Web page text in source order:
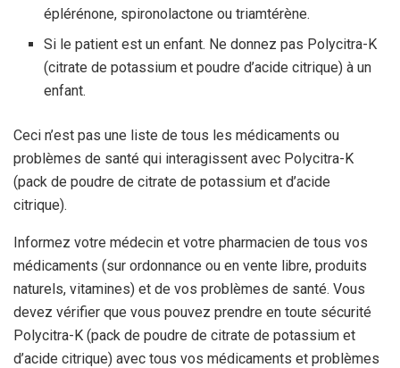
éplérénone, spironolactone ou triamtérène.
Si le patient est un enfant. Ne donnez pas Polycitra-K
(citrate de potassium et poudre d’acide citrique) à un
enfant.
Ceci n’est pas une liste de tous les médicaments ou
problèmes de santé qui interagissent avec Polycitra-K
(pack de poudre de citrate de potassium et d’acide
citrique).
Informez votre médecin et votre pharmacien de tous vos
médicaments (sur ordonnance ou en vente libre, produits
naturels, vitamines) et de vos problèmes de santé. Vous
devez vérifier que vous pouvez prendre en toute sécurité
Polycitra-K (pack de poudre de citrate de potassium et
d’acide citrique) avec tous vos médicaments et problèmes